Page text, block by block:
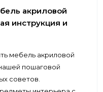
акриловой
инструкция и
мебель акриловой
пошаговой
советов.